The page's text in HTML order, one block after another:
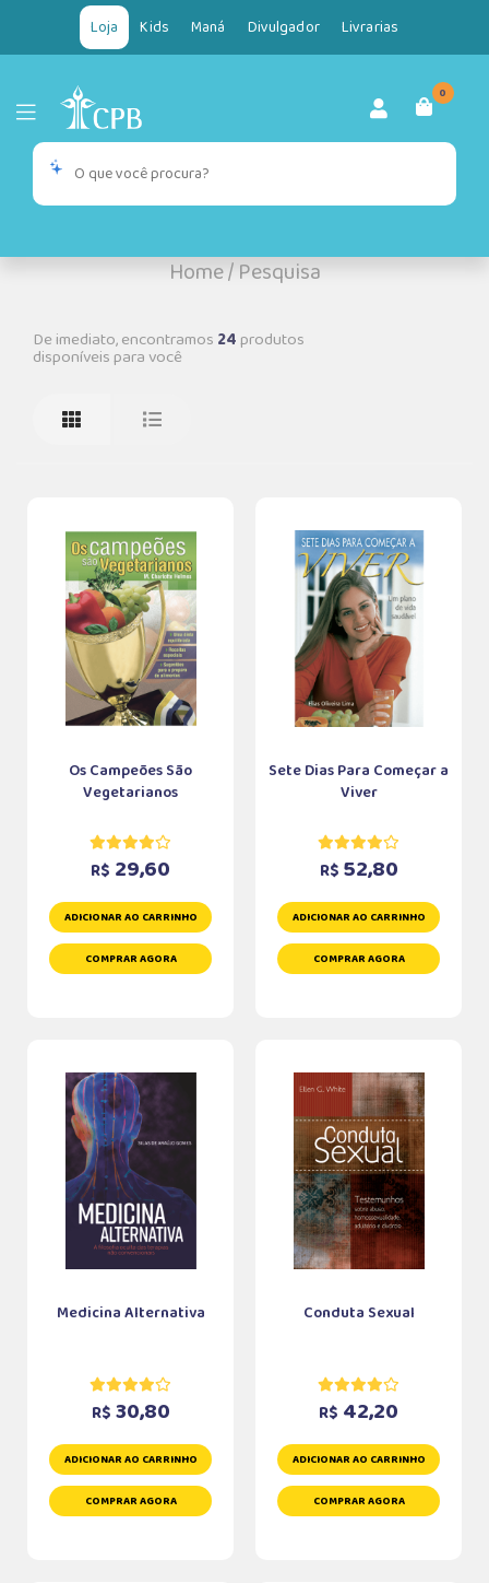
Loja Kids Maná Divulgador Livrarias
0
Home/Pesquisa
De imediato, encontramos 24produtos
disponíveis para você
Os Campeões São
Vegetarianos
R$ 29,60
ADICIONAR AO CARRINHO
COMPRAR AGORA
Sete Dias Para Começar a
Viver
R$ 52,80
ADICIONAR AO CARRINHO
COMPRAR AGORA
Medicina Alternativa
R$ 30,80
ADICIONAR AO CARRINHO
COMPRAR AGORA
Conduta Sexual
R$ 42,20
ADICIONAR AO CARRINHO
COMPRAR AGORA